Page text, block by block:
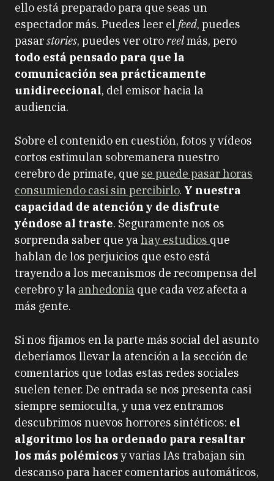
ello está preparado para que seas un
espectador más. Puedes leer el feed, puedes
pasarstories, puedes ver otroreelmás, pero
todo está pensado para que la
comunicación sea prácticamente
unidireccional, del emisor hacia la
audiencia.
Sobre el contenido en cuestión, fotos y vídeos
cortos estimulan sobremanera nuestro
cerebro de primate, que se puede pasar horas
consumiendo casi sin percibirlo. Y nuestra
capacidad de atención y de disfrute
yéndose al traste. Seguramente nos os
sorprenda saber que yahay estudios que
hablan de los perjuicios que esto está
trayendo a los mecanismos de recompensa del
cerebro y la anhedonia que cada vez afecta a
más gente.
Si nos fijamos en la parte más social del asunto
deberíamos llevar la atención a la sección de
comentarios que todas estas redes sociales
suelen tener. De entrada se nos presenta casi
siempre semioculta, y una vez entramos
descubrimos nuevos horrores sintéticos: el
algoritmo los ha ordenado para resaltar
los más polémicosy varias IAs trabajan sin
descanso para hacer comentarios automáticos,